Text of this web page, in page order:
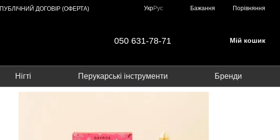
ПУБЛІЧНИЙ ДОГОВІР (ОФЕРТА)
УкрРус Бажання Порівняння
050 631-78-71 Мій кошик
Нігті Перукарські інструменти Бренди